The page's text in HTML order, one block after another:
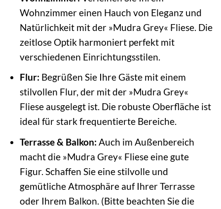
Wohnzimmer einen Hauch von Eleganz und
Natürlichkeit mit der »Mudra Grey« Fliese. Die
zeitlose Optik harmoniert perfekt mit
verschiedenen Einrichtungsstilen.
Flur: Begrüßen Sie Ihre Gäste mit einem
stilvollen Flur, der mit der »Mudra Grey«
Fliese ausgelegt ist. Die robuste Oberfläche ist
ideal für stark frequentierte Bereiche.
Terrasse & Balkon: Auch im Außenbereich
macht die »Mudra Grey« Fliese eine gute
Figur. Schaffen Sie eine stilvolle und
gemütliche Atmosphäre auf Ihrer Terrasse
oder Ihrem Balkon. (Bitte beachten Sie die